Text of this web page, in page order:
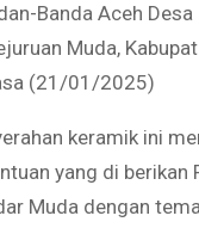
Banda Aceh Desa
Muda,
(21/01/2025)
keramik ini
yang di berikan
Muda dengan